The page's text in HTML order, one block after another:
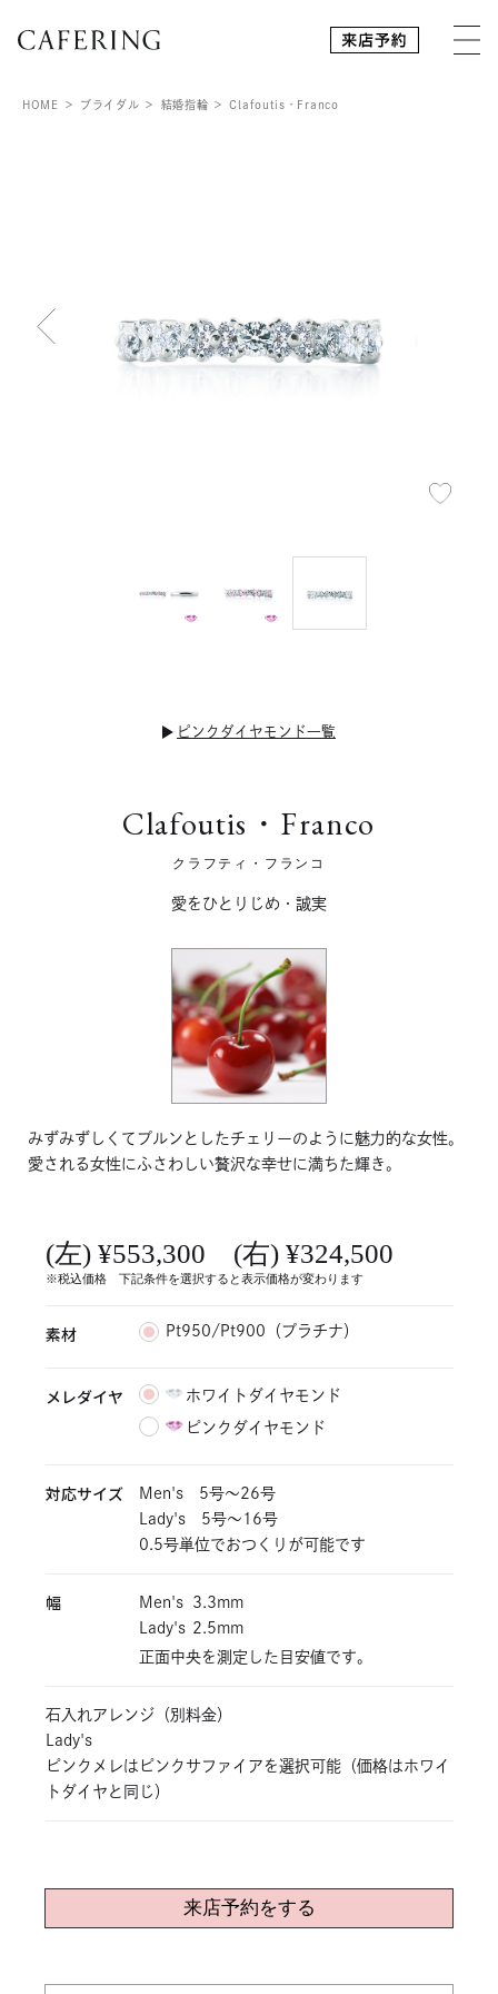
HOME ブライダル 結婚指輪 Clafoutis・Franco
ピンクダイヤモンド一覧
Clafoutis・Franco
クラフティ・フランコ
愛をひとりじめ・誠実
みずみずしくてプルンとしたチェリーのように魅力的な女性。
愛される女性にふさわしい贅沢な幸せに満ちた輝き。
(左) ¥553,300 (右) ¥324,500
※税込価格 下記条件を選択すると表示価格が変わります
素材 Pt950/Pt900（プラチナ）
メレダイヤ ホワイトダイヤモンド
ピンクダイヤモンド
対応サイズ
Men's 5号〜26号
Lady's 5号～16号
0.5号単位でおつくりが可能です
幅 Men's
3.3mm
Lady's 2.5mm
正面中央を測定した目安値です。
石入れアレンジ（別料金）
Lady's
ピンクメレはピンクサファイアを選択可能（価格はホワイ
トダイヤと同じ）
来店予約をする